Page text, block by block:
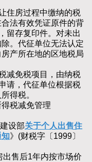
房过程中缴纳的税
法有效凭证原件的背
留存复印件。对未出
。代征单位无法认定
产所在地的区地税局
免税项目，由纳税
请，代征单位根据税
得税。
税减免管理
设部关于个人出售住
知》(财税字〔1999〕
售后1年内按市场价